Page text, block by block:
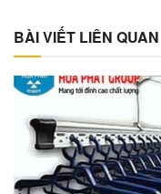
BÀI VIẾT LIÊN QUAN